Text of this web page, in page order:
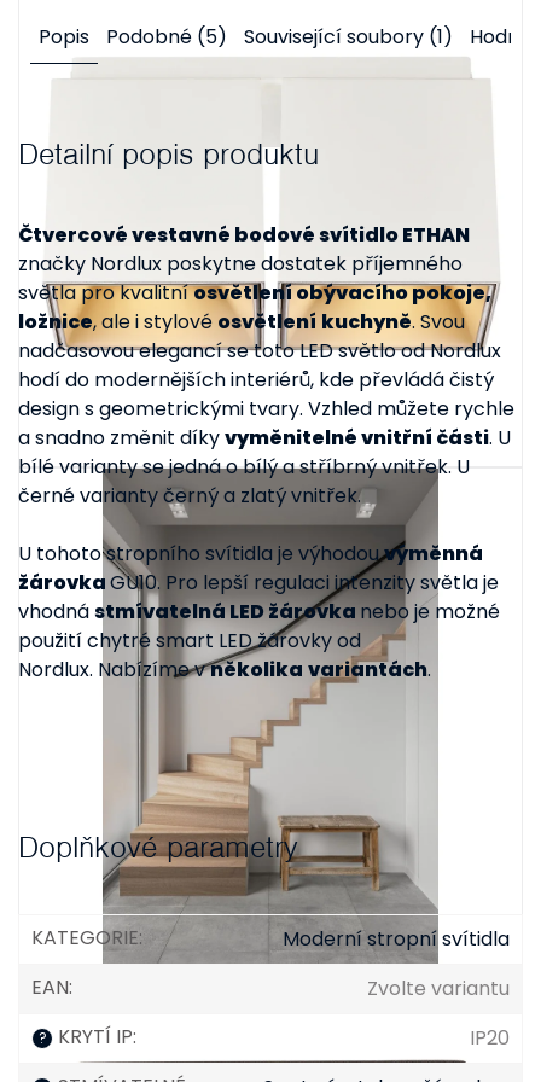
Popis Podobné (5) Související soubory (1)
Detailní popis produktu
Čtvercové vestavné bodové svítidlo ETHAN
značky Nordlux poskytne dostatek příjemného
světla pro kvalitníosvětlení obývacího pokoje,
ložnice, ale i stylové osvětlení kuchyně. Svou
nadčasovou elegancí se toto LED světlo od Nordlux
hodí do modernějších interiérů, kde převládá čistý
design s geometrickými tvary. Vzhled můžete rychle
a snadno změnit díkyvyměnitelné vnitřní části. U
bílé varianty se jedná o bílý a stříbrný vnitřek. U
černé varianty černý a zlatý vnitřek.
U tohoto stropního svítidla je výhodouvýměnná
žárovkaGU10. Pro lepší regulaci intenzity světla je
vhodnástmívatelná LED žárovka nebo je možné
použití chytré smart LED žárovky od
Nordlux. Nabízíme vněkolika variantách.
Doplňkové parametry
KATEGORIE:
Moderní stropní svítidla
EAN: Zvolte variantu
? KRYTÍ IP: IP20